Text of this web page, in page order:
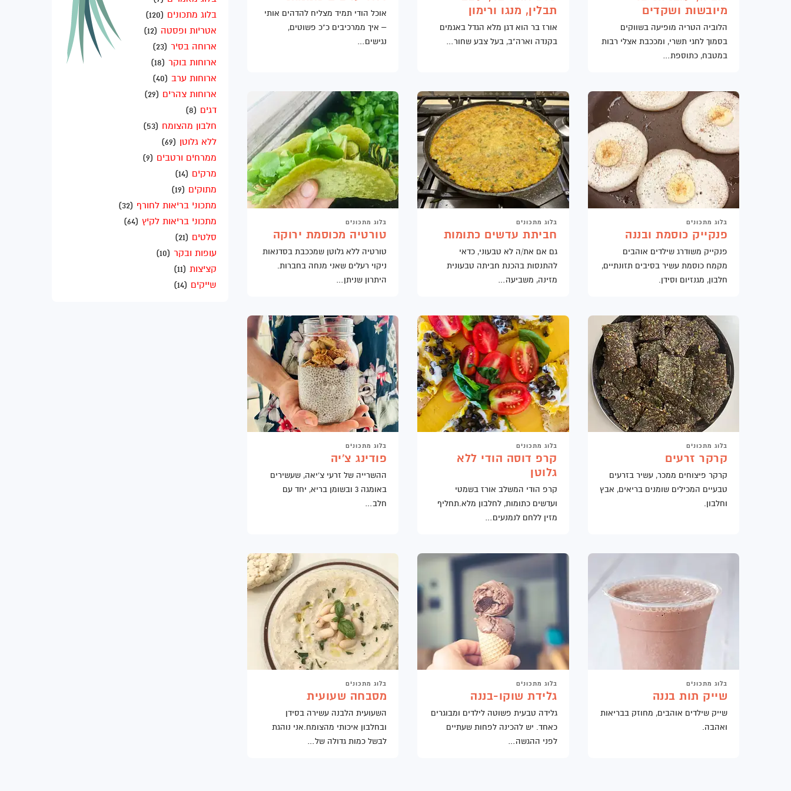
דוכן ישראלי ליום העצמאות
עמדת קישים, טורטיות וסלטים לשבועות
הרצאות מעוררות השראה
רפואה מונעת במקום העבודה
סדנאות צמחי מרפא ורוקחות טבעית
מיובשות ושקדים
הלוביה הטריה מופיעה בשווקים
בסמוך לחגי תשרי, ומככבת אצלי רבות
במטבח, כתוספת…
תבלין, מנגו ורימון
אורז בר הוא דגן מלא הגדל באגמים
בקנדה וארה"ב, בעל צבע שחור…
אוכל הודי תמיד מצליח להדהים אותי
– איך ממרכיבים כ"כ פשוטים,
נגישים…
בלוג מתכונים
פנקייק כוסמת ובננה
פנקייק משודרג שילדים אוהבים
מקמח כוסמת עשיר בסיבים תזונתיים,
חלבון, מגנזיום וסידן.
בלוג מתכונים
חביתת עדשים כתומות
גם אם את/ה לא טבעוני, כדאי
להתנסות בהכנת חביתה טבעונית
מזינה, משביעה…
בלוג מתכונים
טורטיה מכוסמת ירוקה
טורטיה ללא גלוטן שמככבת בסדנאות
ניקוי רעלים שאני מנחה בחברות.
היתרון שניתן…
בלוג מתכונים
קרקר זרעים
קרקר פיצוחים ממכר, עשיר בזרעים
טבעיים המכילים שומנים בריאים, אבץ
וחלבון.
בלוג מתכונים
קרפ דוסה הודי ללא
גלוטן
קרפ הודי המשלב אורז בשמטי
ועדשים כתומות, לחלבון מלא.תחליף
מזין ללחם לנמנעים…
בלוג מתכונים
פודינג צ'יה
ההשרייה של זרעי צ'יאה, שעשירים
באומגה 3 ובשומן בריא, יחד עם
חלב…
בלוג מתכונים
שייק תות בננה
שייק שילדים אוהבים, מחוזק בבריאות
ואהבה.
בלוג מתכונים
גלידת שוקו-בננה
גלידה טבעית פשוטה לילדים ומבוגרים
כאחד. יש להכינה לפחות שעתיים
לפני ההגשה…
בלוג מתכונים
מסבחה שעועית
השעועית הלבנה עשירה בסידן
ובחלבון איכותי מהצומח.אני נוהגת
לבשל כמות גדולה של…
בלוג מתכונים (120)
אטריות ופסטה (12)
ארוחה בסיר (23)
ארוחות בוקר (18)
ארוחות ערב (40)
ארוחות צהרים (29)
דגים (8)
חלבון מהצומח (53)
ללא גלוטן (69)
ממרחים ורטבים (9)
מרקים (14)
מתוקים (19)
מתכוני בריאות לחורף (32)
מתכוני בריאות לקיץ (64)
סלטים (21)
עופות ובקר (10)
קציצות (11)
שייקים (14)